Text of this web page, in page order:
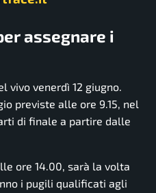
assegnare i
vivo venerdì 12 giugno.
previste alle ore 9.15, nel
di finale a partire dalle
ore 14.00, sarà la volta
i pugili qualificati agli